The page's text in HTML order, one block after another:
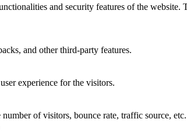
and security features of the website.
and other third-party features.
experience for the visitors.
of visitors, bounce rate, traffic source, etc.